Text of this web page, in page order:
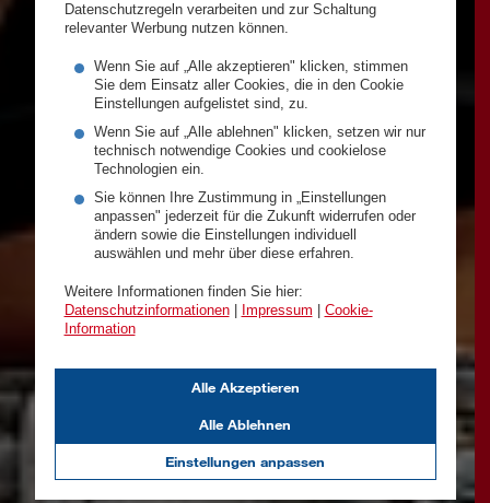
Datenschutzregeln verarbeiten und zur Schaltung
relevanter Werbung nutzen können.
Wenn Sie auf „Alle akzeptieren" klicken, stimmen
Sie dem Einsatz aller Cookies, die in den Cookie
Einstellungen aufgelistet sind, zu.
Wenn Sie auf „Alle ablehnen" klicken, setzen wir nur
technisch notwendige Cookies und cookielose
Technologien ein.
Sie können Ihre Zustimmung in „Einstellungen
anpassen" jederzeit für die Zukunft widerrufen oder
ändern sowie die Einstellungen individuell
auswählen und mehr über diese erfahren.
Weitere Informationen finden Sie hier:
Datenschutzinformationen| Impressum
Cookie-
Information
Einstellungen anpassen
Alle Ablehnen
Alle Akzeptieren